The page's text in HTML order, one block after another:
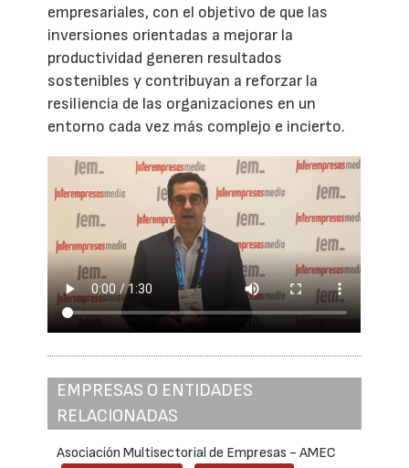
empresariales, con el objetivo de que las
inversiones orientadas a mejorar la
productividad generen resultados
sostenibles y contribuyan a reforzar la
resiliencia de las organizaciones en un
entorno cada vez más complejo e incierto.
EMPRESAS O ENTIDADES
RELACIONADAS
Asociación Multisectorial de Empresas - AMEC